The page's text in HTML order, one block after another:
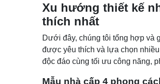
Xu hướng thiết kế
thích nhất
Dưới đây, chúng tôi tổng hợp và
được yêu thích và lựa chọn
độc đáo cùng tối ưu công năng,
Mẫu nhà cấp 4 phong